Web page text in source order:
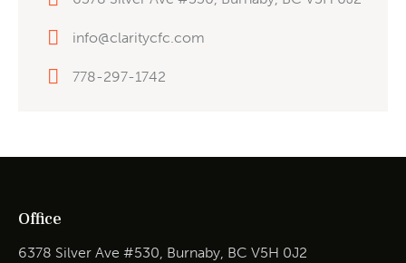
info@claritycfc.com
778-297-1742
Office
6378 Silver Ave #530, Burnaby, BC V5H 0J2